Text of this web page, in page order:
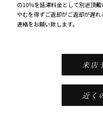
の10％を延滞料金として別途頂戴
やむを得ずご返却がご返却が遅
連絡をお願い致します。
来店
近く